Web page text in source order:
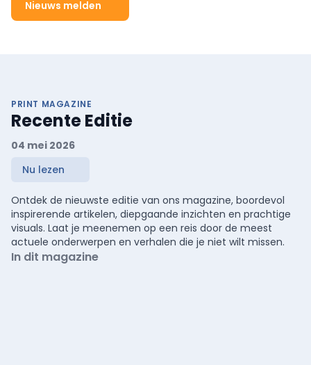
Nieuws melden
PRINT MAGAZINE
Recente Editie
04 mei 2026
Nu lezen
Ontdek de nieuwste editie van ons magazine, boordevol
inspirerende artikelen, diepgaande inzichten en prachtige
visuals. Laat je meenemen op een reis door de meest
actuele onderwerpen en verhalen die je niet wilt missen.
In dit magazine